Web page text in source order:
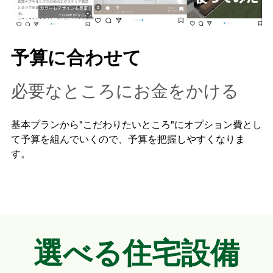
予算に合わせて
必要なところにお金をかける
基本プランから"こだわりたいところ"にオプション費とし
て予算を組んでいくので、予算を把握しやすくなりま
す。
選べる住宅設備